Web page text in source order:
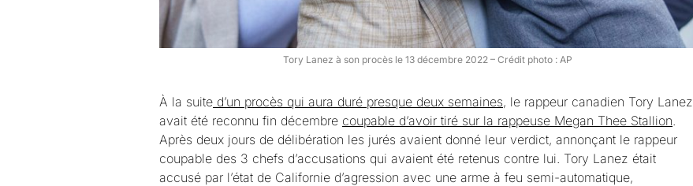
Tory Lanez à son procès le 13 décembre 2022 – Crédit photo : AP
À la suite d’un procès qui aura duré presque deux semaines, le rappeur canadien Tory Lanez
avait été reconnu fin décembre coupable d’avoir tiré sur la rappeuse Megan Thee Stallion
Après deux jours de délibération les jurés avaient donné leur verdict, annonçant le rappeur
coupable des 3 chefs d’accusations qui avaient été retenus contre lui. Tory Lanez était
accusé par l’état de Californie d’agression avec une arme à feu semi-automatique,